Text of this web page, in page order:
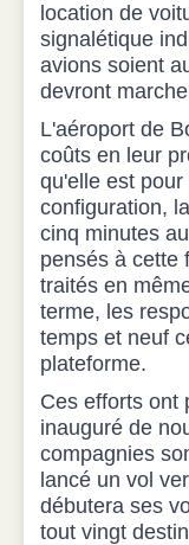
location de
signalétique
avions soient
devront
L'aéroport de
coûts en leur
qu'elle est
configuration,
cinq minutes
pensés à cette
traités en
terme, les
temps et neuf
plateforme.
Ces efforts ont
inauguré de
compagnies
lancé un vol
débutera ses
tout vingt